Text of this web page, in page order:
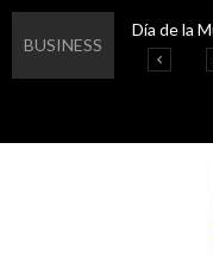
BUSINESS
Día de la
Educar en
Igualando